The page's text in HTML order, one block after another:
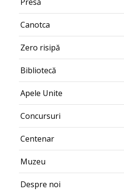
Canotca
Zero risipă
Bibliotecă
Apele Unite
Concursuri
Centenar
Muzeu
Despre noi